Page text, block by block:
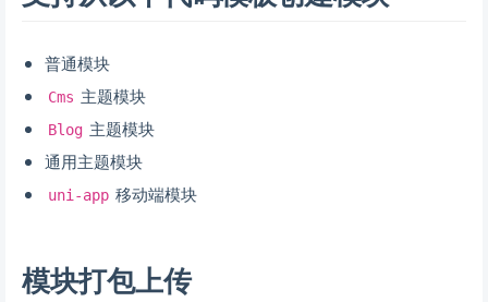
普通模块
Cms 主题模块
Blog 主题模块
通用主题模块
uni-app 移动端模块
模块打包上传